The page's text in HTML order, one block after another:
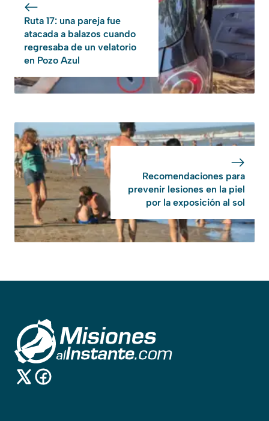
Ruta 17: una pareja fue
atacada a balazos cuando
regresaba de un velatorio
en Pozo Azul
Recomendaciones para
prevenir lesiones en la piel
por la exposición al sol